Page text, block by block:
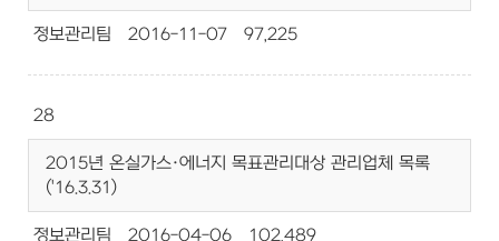
정보관리팀 2016-11-07 97,225
28
2015년 온실가스·에너지 목표관리대상 관리업체 목록
('16.3.31)
정보관리팀 2016-04-06 102,489